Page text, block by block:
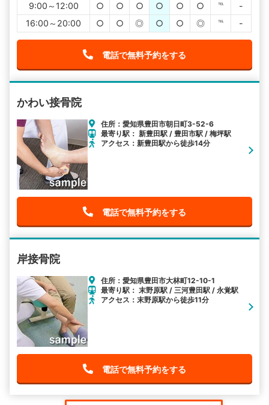
9:00～12:00
○ ○ ○ ○ ○ ○ ℡
-
16:00～20:00
○ ○ ◎ ○ ○ ◎ ℡ -
電話で無料予約をする
かわい接骨院
住所：愛知県豊田市朝日町3-52-6
最寄り駅： 新豊田駅 / 豊田市駅 / 梅坪駅
アクセス：新豊田駅から徒歩14分
電話で無料予約をする
岸接骨院
住所：愛知県豊田市大林町12-10-1
最寄り駅： 末野原駅 / 三河豊田駅 / 永覚駅
アクセス：末野原駅から徒歩11分
電話で無料予約をする